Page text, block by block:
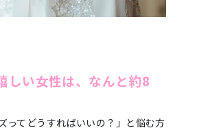
い女性は、なんと約8
ってどうすればいいの？」と悩む方